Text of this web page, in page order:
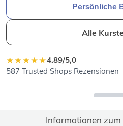
Persönliche
Alle
★★★★★4.89/5,0
587 Trusted Shops Rezensionen
Informationen zum